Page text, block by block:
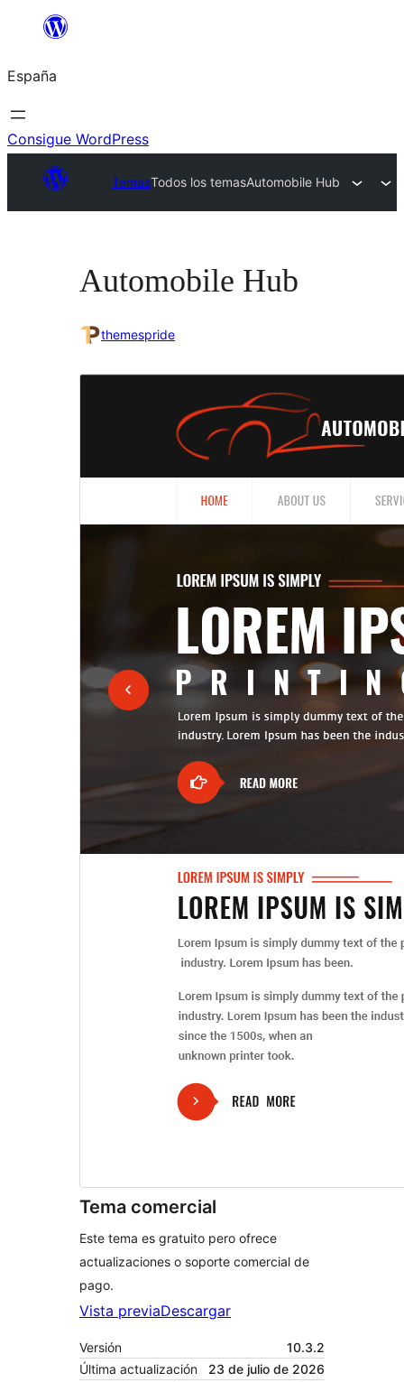
Saltar
contenido
España
Consigue WordPress
TemasTodos los temasAutomobile Hub
Automobile Hub
themespride
Tema comercial
Este tema es gratuito pero ofrece
actualizaciones o soporte comercial de
pago.
Vista previaDescargar
Versión
10.3.2
Última actualización
23 de julio de 2026